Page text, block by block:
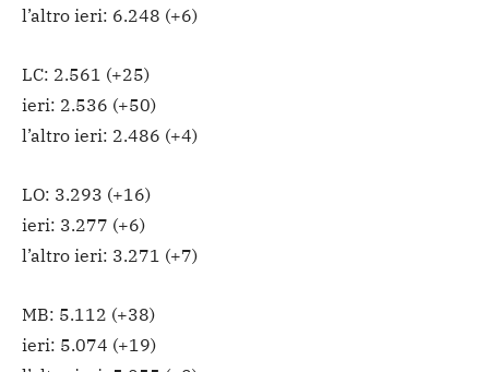
l’altro ieri: 6.248 (+6)
LC: 2.561 (+25)
ieri: 2.536 (+50)
l’altro ieri: 2.486 (+4)
LO: 3.293 (+16)
ieri: 3.277 (+6)
l’altro ieri: 3.271 (+7)
MB: 5.112 (+38)
ieri: 5.074 (+19)